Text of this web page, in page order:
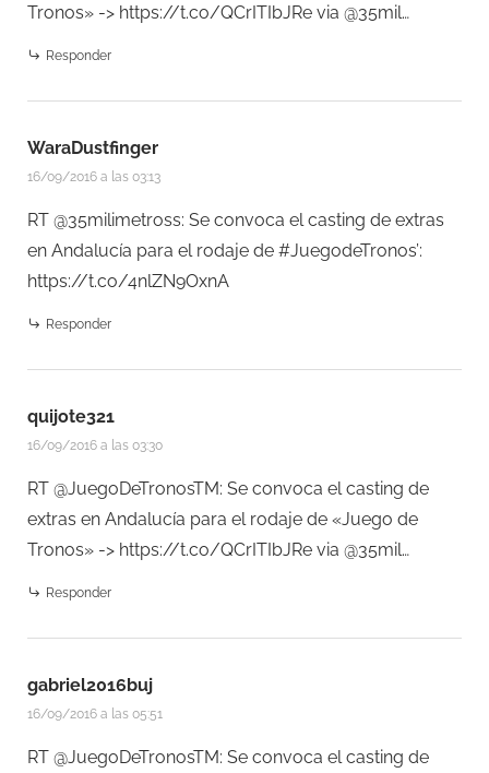
Tronos» -> https://t.co/QCrITIbJRe via @35mil…
Responder
WaraDustfinger
16/09/2016 a las 03:13
RT @35milimetross: Se convoca el casting de extras
en Andalucía para el rodaje de #JuegodeTronos’:
https://t.co/4nlZN9OxnA
Responder
quijote321
16/09/2016 a las 03:30
RT @JuegoDeTronosTM: Se convoca el casting de
extras en Andalucía para el rodaje de «Juego de
Tronos» -> https://t.co/QCrITIbJRe via @35mil…
Responder
gabriel2016buj
16/09/2016 a las 05:51
RT @JuegoDeTronosTM: Se convoca el casting de